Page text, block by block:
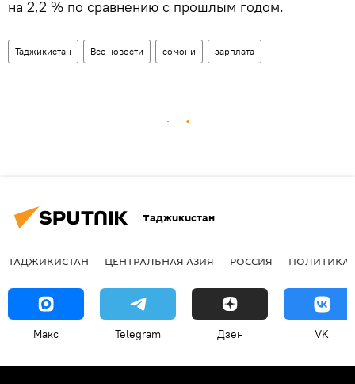
на 2,2 % по сравнению с прошлым годом.
Таджикистан Все новости сомони зарплата
Таджикистан
ТАДЖИКИСТАН ЦЕНТРАЛЬНАЯ АЗИЯ РОССИЯ ПОЛИТИКА
Макс Telegram Дзен VK